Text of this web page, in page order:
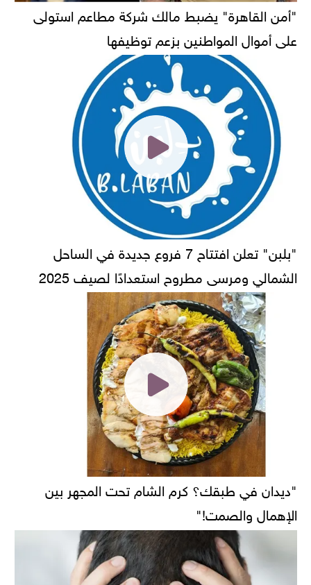
"أمن القاهرة" يضبط مالك شركة مطاعم استولى
على أموال المواطنين بزعم توظيفها
"بلبن" تعلن افتتاح 7 فروع جديدة في الساحل
الشمالي ومرسى مطروح استعدادًا لصيف 2025
"ديدان في طبقك؟ كرم الشام تحت المجهر بين
الإهمال والصمت!"